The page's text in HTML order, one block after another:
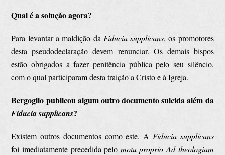
Qual é a solução agora?
Para levantar a maldição da Fiducia supplicans, os promotores
desta pseudodeclaração devem renunciar. Os demais bispos
estão obrigados a fazer penitência pública pelo seu silêncio,
com o qual participaram desta traição a Cristo e à Igreja.
Bergoglio publicou algum outro documento suicida além da
Fiducia supplicans?
Existem outros documentos como este. A Fiducia supplicans
foi imediatamente precedida pelo motu proprio Ad theologiam